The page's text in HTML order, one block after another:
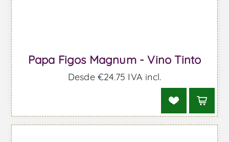
Papa Figos Magnum - Vino Tinto
Desde €24,75 IVA incl.